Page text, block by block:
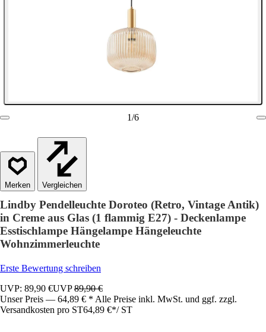
1/6
Vergleichen
Lindby Pendelleuchte Doroteo (Retro, Vintage Antik)
in Creme aus Glas (1 flammig E27) - Deckenlampe
Esstischlampe Hängelampe Hängeleuchte
Wohnzimmerleuchte
Erste Bewertung schreiben
UVP: 89,90 €UVP89,90 €
Unser Preis — 64,89 € * Alle Preise inkl. MwSt. und ggf. zzgl.
Versandkosten pro ST64,89 €*/ ST